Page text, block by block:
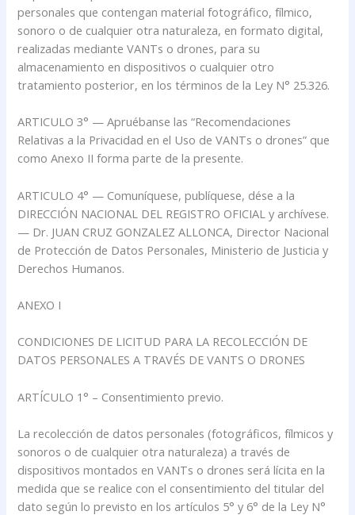
personales que contengan material fotográfico, fílmico,
sonoro o de cualquier otra naturaleza, en formato digital,
realizadas mediante VANTs o drones, para su
almacenamiento en dispositivos o cualquier otro
tratamiento posterior, en los términos de la Ley N° 25.326.
ARTICULO 3° — Apruébanse las “Recomendaciones
Relativas a la Privacidad en el Uso de VANTs o drones” que
como Anexo II forma parte de la presente.
ARTICULO 4° — Comuníquese, publíquese, dése a la
DIRECCIÓN NACIONAL DEL REGISTRO OFICIAL y archívese.
— Dr. JUAN CRUZ GONZALEZ ALLONCA, Director Nacional
de Protección de Datos Personales, Ministerio de Justicia y
Derechos Humanos.
ANEXO I
CONDICIONES DE LICITUD PARA LA RECOLECCIÓN DE
DATOS PERSONALES A TRAVÉS DE VANTS O DRONES
ARTÍCULO 1° – Consentimiento previo.
La recolección de datos personales (fotográficos, fílmicos y
sonoros o de cualquier otra naturaleza) a través de
dispositivos montados en VANTs o drones será lícita en la
medida que se realice con el consentimiento del titular del
dato según lo previsto en los artículos 5° y 6° de la Ley N°